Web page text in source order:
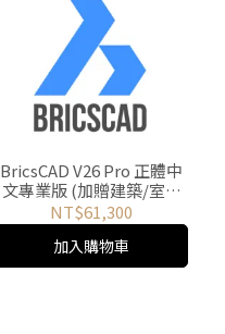
BricsCAD V26 Pro 正體中
文專業版 (加贈建築/室內
設計專用動態設計圖塊)
NT$61,300
加入購物車